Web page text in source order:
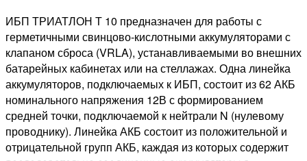
ИБП ТРИАТЛОН Т 10 предназначен для работы с
герметичными свинцово-кислотными аккумуляторами с
клапаном сброса (VRLA), устанавливаемыми во внешних
батарейных кабинетах или на стеллажах. Одна линейка
аккумуляторов, подключаемых к ИБП, состоит из 62 АКБ
номинального напряжения 12В с формированием
средней точки, подключаемой к нейтрали N (нулевому
проводнику). Линейка АКБ состоит из положительной и
отрицательной групп АКБ, каждая из которых содержит